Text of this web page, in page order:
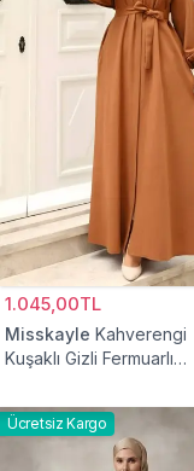
1.045,00TL
Misskayle Kahverengi
Kuşaklı Gizli Fermuarlı
Ücretsiz Kargo